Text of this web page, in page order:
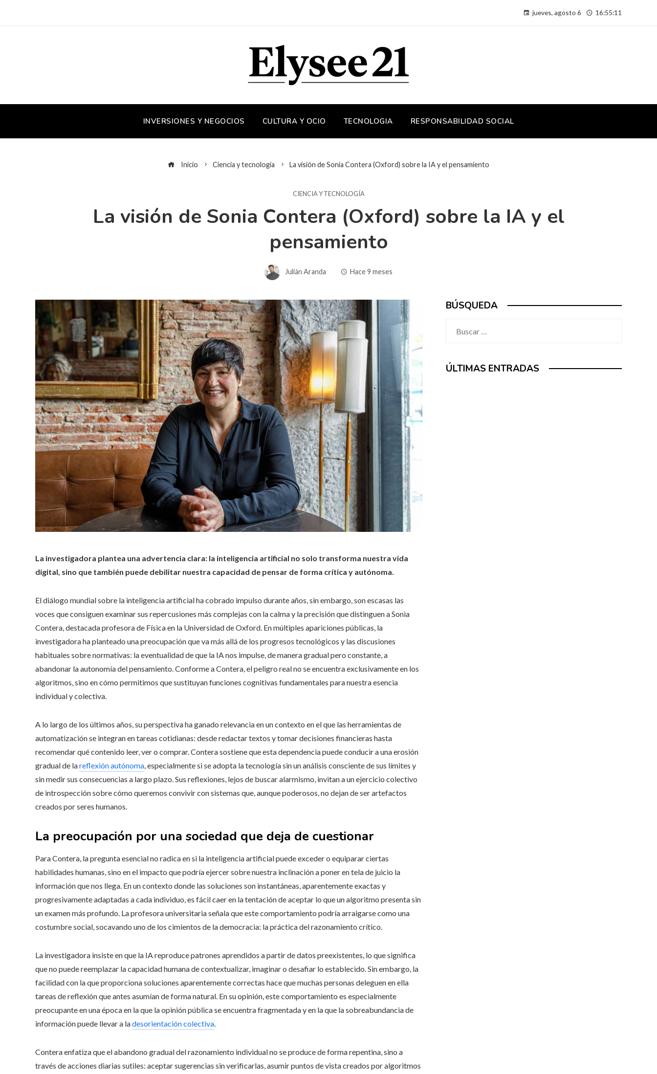
jueves, agosto 6 16:55:12
INVERSIONES Y NEGOCIOS CULTURA Y OCIO TECNOLOGIA RESPONSABILIDAD SOCIAL
Inicio Ciencia y tecnología La visión de Sonia Contera (Oxford) sobre la IA y el pensamiento
CIENCIA Y TECNOLOGÍA
La visión de Sonia Contera (Oxford) sobre la IA y el
pensamiento
Julián Aranda Hace 9 meses
La investigadora plantea una advertencia clara: la inteligencia artificial no solo transforma nuestra vida
digital, sino que también puede debilitar nuestra capacidad de pensar de forma crítica y autónoma.
El diálogo mundial sobre la inteligencia artificial ha cobrado impulso durante años, sin embargo, son escasas las
voces que consiguen examinar sus repercusiones más complejas con la calma y la precisión que distinguen a Sonia
Contera, destacada profesora de Física en la Universidad de Oxford. En múltiples apariciones públicas, la
investigadora ha planteado una preocupación que va más allá de los progresos tecnológicos y las discusiones
habituales sobre normativas: la eventualidad de que la IA nos impulse, de manera gradual pero constante, a
abandonar la autonomía del pensamiento. Conforme a Contera, el peligro real no se encuentra exclusivamente en los
algoritmos, sino en cómo permitimos que sustituyan funciones cognitivas fundamentales para nuestra esencia
individual y colectiva.
A lo largo de los últimos años, su perspectiva ha ganado relevancia en un contexto en el que las herramientas de
automatización se integran en tareas cotidianas: desde redactar textos y tomar decisiones financieras hasta
recomendar qué contenido leer, ver o comprar. Contera sostiene que esta dependencia puede conducir a una erosión
gradual de lareflexión autónoma, especialmente si se adopta la tecnología sin un análisis consciente de sus límites y
sin medir sus consecuencias a largo plazo. Sus reflexiones, lejos de buscar alarmismo, invitan a un ejercicio colectivo
de introspección sobre cómo queremos convivir con sistemas que, aunque poderosos, no dejan de ser artefactos
creados por seres humanos.
La preocupación por una sociedad que deja de cuestionar
Para Contera, la pregunta esencial no radica en si la inteligencia artificial puede exceder o equiparar ciertas
habilidades humanas, sino en el impacto que podría ejercer sobre nuestra inclinación a poner en tela de juicio la
información que nos llega. En un contexto donde las soluciones son instantáneas, aparentemente exactas y
progresivamente adaptadas a cada individuo, es fácil caer en la tentación de aceptar lo que un algoritmo presenta sin
un examen más profundo. La profesora universitaria señala que este comportamiento podría arraigarse como una
costumbre social, socavando uno de los cimientos de la democracia: la práctica del razonamiento crítico.
La investigadora insiste en que la IA reproduce patrones aprendidos a partir de datos preexistentes, lo que significa
que no puede reemplazar la capacidad humana de contextualizar, imaginar o desafiar lo establecido. Sin embargo, la
facilidad con la que proporciona soluciones aparentemente correctas hace que muchas personas deleguen en ella
tareas de reflexión que antes asumían de forma natural. En su opinión, este comportamiento es especialmente
preocupante en una época en la que la opinión pública se encuentra fragmentada y en la que la sobreabundancia de
información puede llevar a ladesorientación colectiva.
Contera enfatiza que el abandono gradual del razonamiento individual no se produce de forma repentina, sino a
través de acciones diarias sutiles: aceptar sugerencias sin verificarlas, asumir puntos de vista creados por algoritmos
BÚSQUEDA
ÚLTIMAS ENTRADAS